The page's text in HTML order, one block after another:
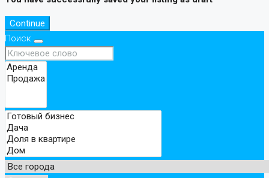
Continue
Поиск